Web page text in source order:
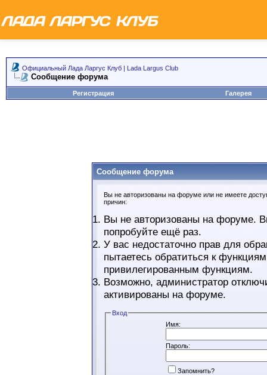
Официальный Лада Ларгус Клуб | Lada Largus Club
Сообщение форума
Регистрация Галерея
Сообщение форума
Вы не авторизованы на форуме или не имеете
причин:
Вы не авторизованы на форуме.
попробуйте ещё раз.
У вас недостаточно прав для
пытаетесь обратиться к
привилегированным функциям.
Возможно, администратор
активированы на форуме.
Вход
Имя:
Пароль:
Запомнить?